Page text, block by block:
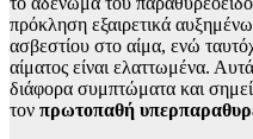
πρόκληση εξαιρετικά
ασβεστίου στο αίμα, ενώ
αίματος είναι ελαττωμένα.
διάφορα συμπτώματα και
τον πρωτοπαθή